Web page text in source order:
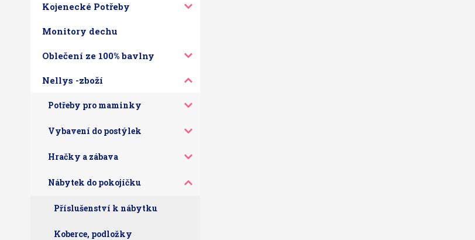
Kojenecké Potřeby
Monitory dechu
Oblečení ze 100% bavlny
Nellys -zboží
Potřeby pro maminky
Vybavení do postýlek
Hračky a zábava
Nábytek do pokojíčku
Příslušenství k nábytku
Koberce, podložky